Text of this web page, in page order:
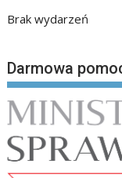
Brak wydarzeń
Darmowa